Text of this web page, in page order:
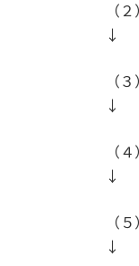
（
↓
（
↓
（
↓
（
↓